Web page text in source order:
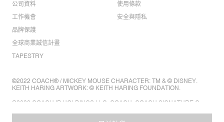
公司資料
工作機會
品牌保護
全球商業誠信計畫
TAPESTRY
使用條款
安全與隱私
©2022 COACH® / MICKEY MOUSE CHARACTER: TM & © DISNEY.
KEITH HARING ARTWORK: © KEITH HARING FOUNDATION.
©2022 COACH IP HOLDINGS LLC. COACH, COACH SIGNATURE C